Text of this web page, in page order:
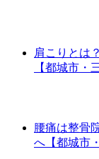
肩こりとは
【都城市・
腰痛は整骨
へ【都城市